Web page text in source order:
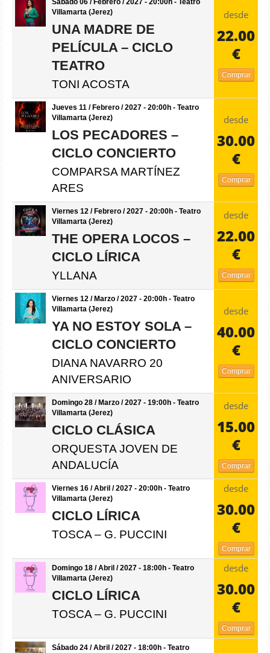
Sábado 06 / Febrero / 2027 - 20:00h - Teatro
Villamarta (Jerez)
UNA MADRE DE
PELÍCULA – CICLO
TEATRO
TONI ACOSTA
desde
22.00
€
Comprar
Jueves 11 / Febrero / 2027 - 20:00h - Teatro
Villamarta (Jerez)
LOS PECADORES –
CICLO CONCIERTO
COMPARSA MARTÍNEZ
ARES
desde
30.00
€
Comprar
Viernes 12 / Febrero / 2027 - 20:00h - Teatro
Villamarta (Jerez)
THE OPERA LOCOS –
CICLO LÍRICA
YLLANA
desde
22.00
€
Comprar
Viernes 12 / Marzo / 2027 - 20:00h - Teatro
Villamarta (Jerez)
YA NO ESTOY SOLA –
CICLO CONCIERTO
DIANA NAVARRO 20
ANIVERSARIO
desde
40.00
€
Comprar
Domingo 28 / Marzo / 2027 - 19:00h - Teatro
Villamarta (Jerez)
CICLO CLÁSICA
ORQUESTA JOVEN DE
ANDALUCÍA
desde
15.00
€
Comprar
Viernes 16 / Abril / 2027 - 20:00h - Teatro
Villamarta (Jerez)
CICLO LÍRICA
TOSCA – G. PUCCINI
desde
30.00
€
Comprar
Domingo 18 / Abril / 2027 - 18:00h - Teatro
Villamarta (Jerez)
CICLO LÍRICA
TOSCA – G. PUCCINI
desde
30.00
€
Comprar
Sábado 24 / Abril / 2027 - 18:00h - Teatro